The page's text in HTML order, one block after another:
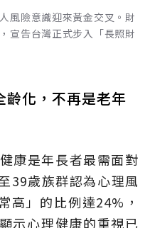
風險意識迎來黃金交叉。財
宣告台灣正式步入「長照財
齡化，不再是老年
康是年長者最需面對
39歲族群認為心理風
高」的比例達24%，
示心理健康的重視已